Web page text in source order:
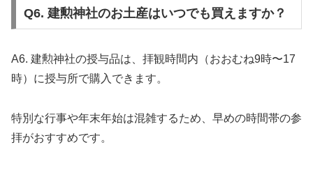
Q6. 建勲神社のお土産はいつでも買えますか？
A6. 建勲神社の授与品は、拝観時間内（おおむね9時〜17
時）に授与所で購入できます。
特別な行事や年末年始は混雑するため、早めの時間帯の参
拝がおすすめです。